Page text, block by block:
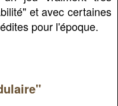
et avec certaines
pour l'époque.